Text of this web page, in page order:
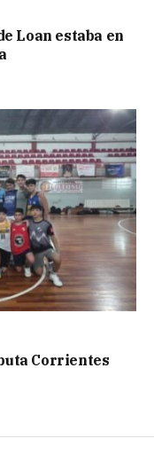
Loan estaba en
Corrientes